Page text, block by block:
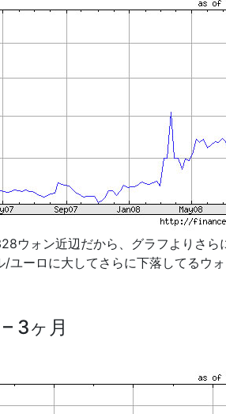
ウォン近辺だから、グラフよりさら
/ユーロに大してさらに下落してるウ
3ヶ月